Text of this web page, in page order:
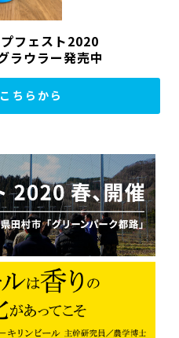
フェスト2020
ラウラー発売中
ちらから